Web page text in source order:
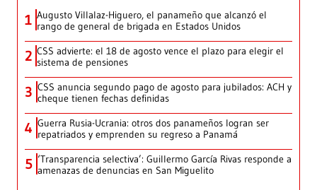
1 Augusto Villalaz-Higuero, el panameño que alcanzó el
rango de general de brigada en Estados Unidos
2 CSS advierte: el 18 de agosto vence el plazo para elegir el
sistema de pensiones
3 CSS anuncia segundo pago de agosto para jubilados: ACH y
cheque tienen fechas definidas
4 Guerra Rusia-Ucrania: otros dos panameños logran ser
repatriados y emprenden su regreso a Panamá
5 ‘Transparencia selectiva’: Guillermo García Rivas responde a
amenazas de denuncias en San Miguelito